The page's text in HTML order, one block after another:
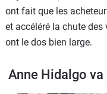
ont fait que les
et accéléré la chute des
ont le dos bien large.
Anne Hidalgo